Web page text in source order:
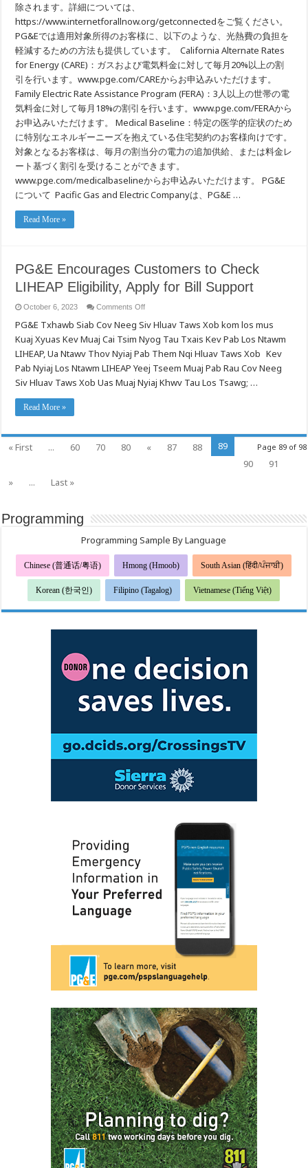
除されます。詳細については、
https://www.internetforallnow.org/getconnectedをご覧ください。
PG&Eでは適用対象所得のお客様に、以下のような、光熱費の負担を
軽減するための方法も提供しています。 California Alternate Rates
for Energy (CARE)：ガスおよび電気料金に対して毎月20%以上の割
引を行います。www.pge.com/CAREからお申込みいただけます。
Family Electric Rate Assistance Program (FERA)：3人以上の世帯の電
気料金に対して毎月18%の割引を行います。www.pge.com/FERAから
お申込みいただけます。 Medical Baseline：特定の医学的症状のため
に特別なエネルギーニーズを抱えている住宅契約のお客様向けです。
対象となるお客様は、毎月の割当分の電力の追加供給、または料金レ
ート基づく割引を受けることができます。
www.pge.com/medicalbaselineからお申込みいただけます。 PG&E
について Pacific Gas and Electric Companyは、PG&E …
Read More »
PG&E Encourages Customers to Check
LIHEAP Eligibility, Apply for Bill Support
October 6, 2023 Comments Offon
Encourages
Customers
to
Check
LIHEAP
Eligibility,
Apply
for
Bill
PG&E Txhawb Siab Cov Neeg Siv Hluav Taws Xob kom los mus
Kuaj Xyuas Kev Muaj Cai Tsim Nyog Tau Txais Kev Pab Los Ntawm
LIHEAP, Ua Ntawv Thov Nyiaj Pab Them Nqi Hluav Taws Xob Kev
Pab Nyiaj Los Ntawm LIHEAP Yeej Tseem Muaj Pab Rau Cov Neeg
Siv Hluav Taws Xob Uas Muaj Nyiaj Khwv Tau Los Tsawg; …
Read More »
Page 89 of 98
« First ... 60 70 80 « 87 88
89
90
91
»
... Last »
Programming
Programming Sample By Language
Chinese (普通话/粤语) Hmong (Hmoob) South Asian (हिंदी/ਪੰਜਾਬੀ)
Korean (한국인) Filipino (Tagalog) Vietnamese (Tiếng Việt)